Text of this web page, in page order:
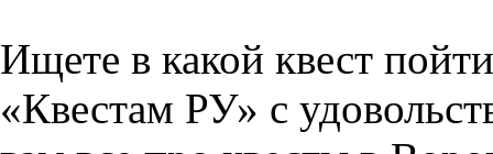
Ищете в какой квест
«Квестам РУ» с